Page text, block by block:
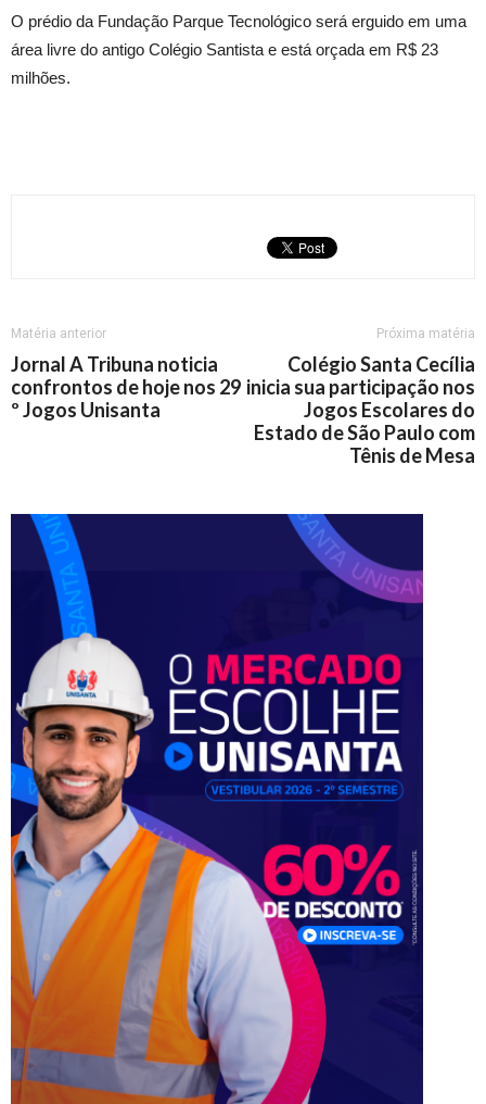
O prédio da Fundação Parque Tecnológico será erguido em uma
área livre do antigo Colégio Santista e está orçada em R$ 23
milhões.
Matéria anterior
Jornal A Tribuna noticia
confrontos de hoje nos 29
º Jogos Unisanta
Próxima matéria
Colégio Santa Cecília
inicia sua participação nos
Jogos Escolares do
Estado de São Paulo com
Tênis de Mesa